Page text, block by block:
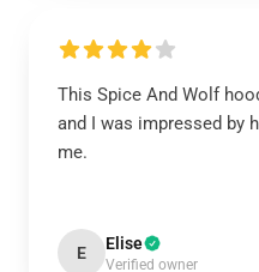
This Spice And Wolf
and I was impressed by
me.
E Elise
Verified owner